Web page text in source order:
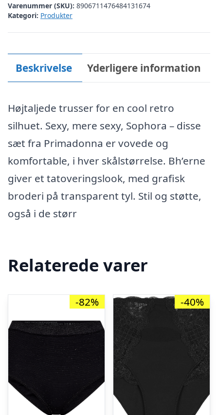
Varenummer (SKU): 8906711476484131674
Kategori: Produkter
Beskrivelse Yderligere information
Højtaljede trusser for en cool retro
silhuet. Sexy, mere sexy, Sophora – disse
sæt fra Primadonna er vovede og
komfortable, i hver skålstørrelse. Bh’erne
giver et tatoveringslook, med grafisk
broderi på transparent tyl. Stil og støtte,
også i de størr
Relaterede varer
-82% -40%